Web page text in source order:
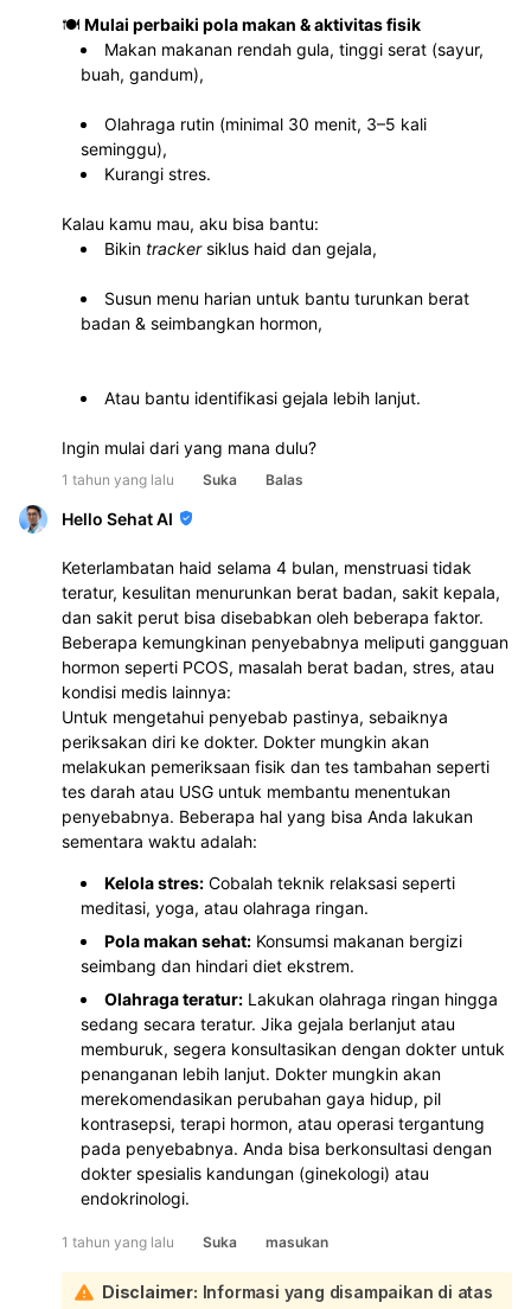
🍽️ Mulai perbaiki pola makan & aktivitas fisik
Makan makanan rendah gula, tinggi serat (sayur,
buah, gandum),
Olahraga rutin (minimal 30 menit, 3–5 kali
seminggu),
Kurangi stres.
Kalau kamu mau, aku bisa bantu:
Bikin tracker siklus haid dan gejala,
Susun menu harian untuk bantu turunkan berat
badan & seimbangkan hormon,
Atau bantu identifikasi gejala lebih lanjut.
Ingin mulai dari yang mana dulu?
1 tahun yang lalu Suka Balas
Hello Sehat AI
Keterlambatan haid selama 4 bulan, menstruasi tidak
teratur, kesulitan menurunkan berat badan, sakit kepala,
dan sakit perut bisa disebabkan oleh beberapa faktor.
Beberapa kemungkinan penyebabnya meliputi gangguan
hormon seperti PCOS, masalah berat badan, stres, atau
kondisi medis lainnya:
Untuk mengetahui penyebab pastinya, sebaiknya
periksakan diri ke dokter. Dokter mungkin akan
melakukan pemeriksaan fisik dan tes tambahan seperti
tes darah atau USG untuk membantu menentukan
penyebabnya. Beberapa hal yang bisa Anda lakukan
sementara waktu adalah:
Kelola stres: Cobalah teknik relaksasi seperti
meditasi, yoga, atau olahraga ringan.
Pola makan sehat: Konsumsi makanan bergizi
seimbang dan hindari diet ekstrem.
Olahraga teratur: Lakukan olahraga ringan hingga
sedang secara teratur. Jika gejala berlanjut atau
memburuk, segera konsultasikan dengan dokter untuk
penanganan lebih lanjut. Dokter mungkin akan
merekomendasikan perubahan gaya hidup, pil
kontrasepsi, terapi hormon, atau operasi tergantung
pada penyebabnya. Anda bisa berkonsultasi dengan
dokter spesialis kandungan (ginekologi) atau
endokrinologi.
1 tahun yang lalu Suka masukan
Disclaimer: Informasi yang disampaikan di atas